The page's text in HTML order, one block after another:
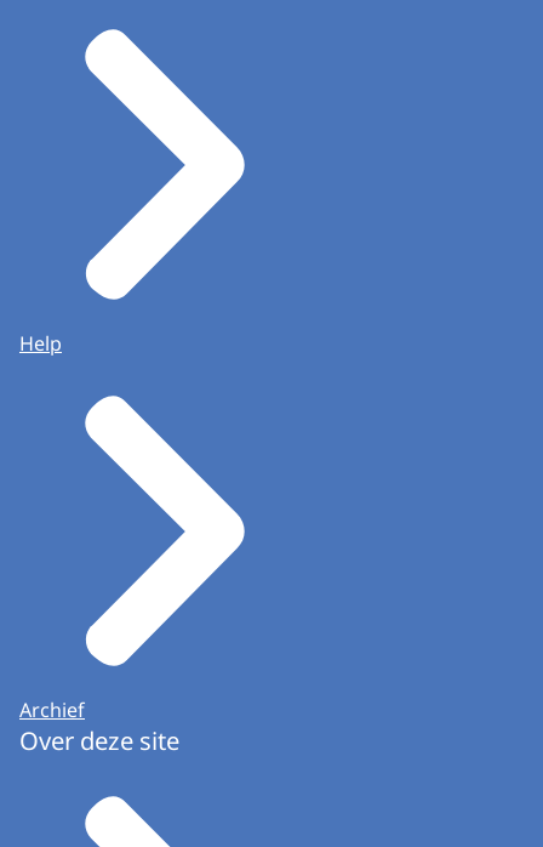
Help
Archief
Over deze site